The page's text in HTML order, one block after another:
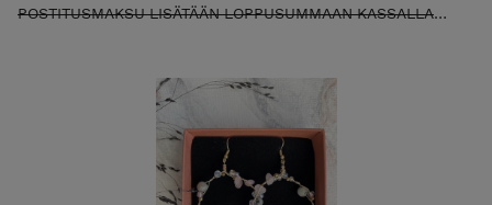
POSTITUSMAKSU LISÄTÄÄN LOPPUSUMMAAN KASSALLA